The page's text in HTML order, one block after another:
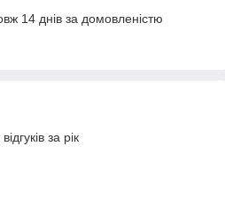
14 днів за домовленістю
за рік